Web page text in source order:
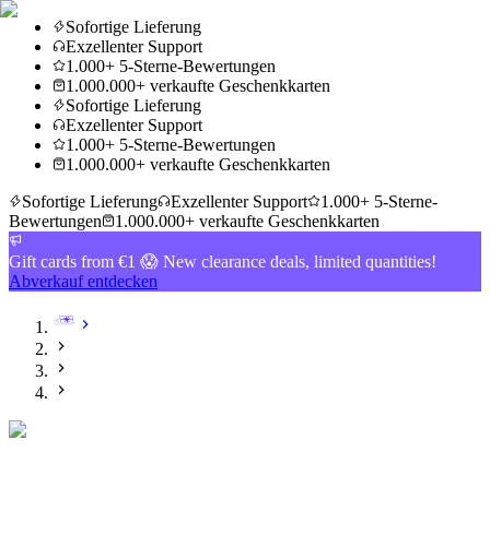
Sofortige Lieferung
Exzellenter Support
1.000+ 5-Sterne-Bewertungen
1.000.000+ verkaufte Geschenkkarten
Sofortige Lieferung
Exzellenter Support
1.000+ 5-Sterne-Bewertungen
1.000.000+ verkaufte Geschenkkarten
Sofortige Lieferung
Exzellenter Support
1.000+ 5-Sterne-
Bewertungen
1.000.000+ verkaufte Geschenkkarten
Gift cards from €1 😱 New clearance deals, limited quantities!
Abverkauf entdecken